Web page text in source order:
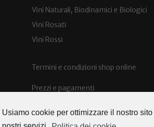
Vini Naturali, Biodinamici e Biologici
Vini Rosati
Vini Rossi
Termini e condizioni shop online
Prezzi e pagamenti
Spedizioni e costi
Usiamo cookie per ottimizzare il nostro